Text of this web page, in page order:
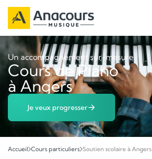
Un accompagnement sur-mesure
Cours de Piano
à Angers
Je veux progresser
Accueil Cours particuliers Soutien scolaire à Angers